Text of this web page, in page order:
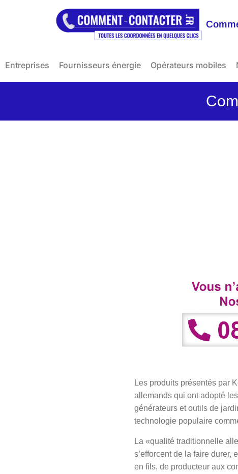
Entreprises Fournisseurs énergie Opérateurs mobiles
Les produits présentés par
allemands qui ont adopté
générateurs et outils de
technologie populaire
La «qualité traditionnelle
s’efforcent de la faire durer,
en fils, de producteur aux